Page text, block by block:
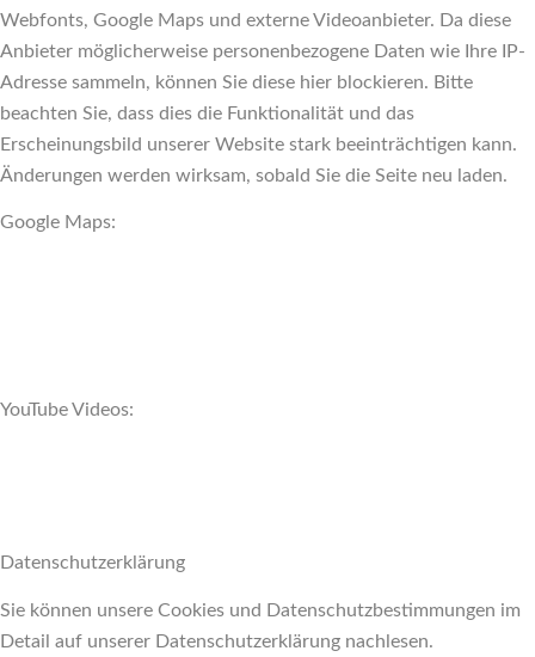
Webfonts, Google Maps und externe Videoanbieter. Da diese
Anbieter möglicherweise personenbezogene Daten wie Ihre IP-
Adresse sammeln, können Sie diese hier blockieren. Bitte
beachten Sie, dass dies die Funktionalität und das
Erscheinungsbild unserer Website stark beeinträchtigen kann.
Änderungen werden wirksam, sobald Sie die Seite neu laden.
Google Maps:
YouTube Videos:
Datenschutzerklärung
Sie können unsere Cookies und Datenschutzbestimmungen im
Detail auf unserer Datenschutzerklärung nachlesen.